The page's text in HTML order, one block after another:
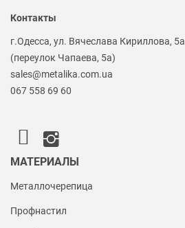
Контакты
г.Одесса, ул. Вячеслава Кириллова, 5а
(переулок Чапаева, 5а)
sales@metalika.com.ua
067 558 69 60
МАТЕРИАЛЫ
Металлочерепица
Профнастил